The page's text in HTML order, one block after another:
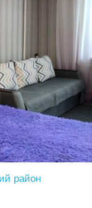
вовремя вижу.
район